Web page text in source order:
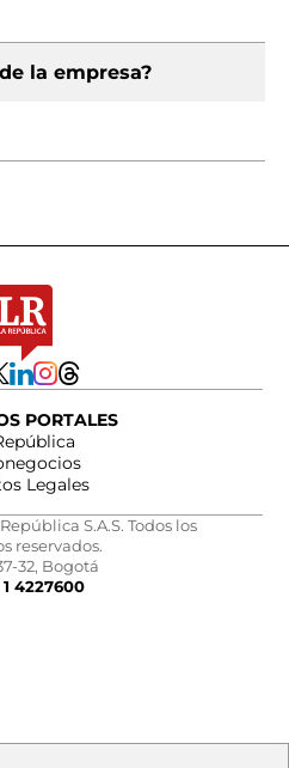
la empresa?
PORTALES
Legales
S.A.S. Todos los
reservados.
32, Bogotá
1 4227600